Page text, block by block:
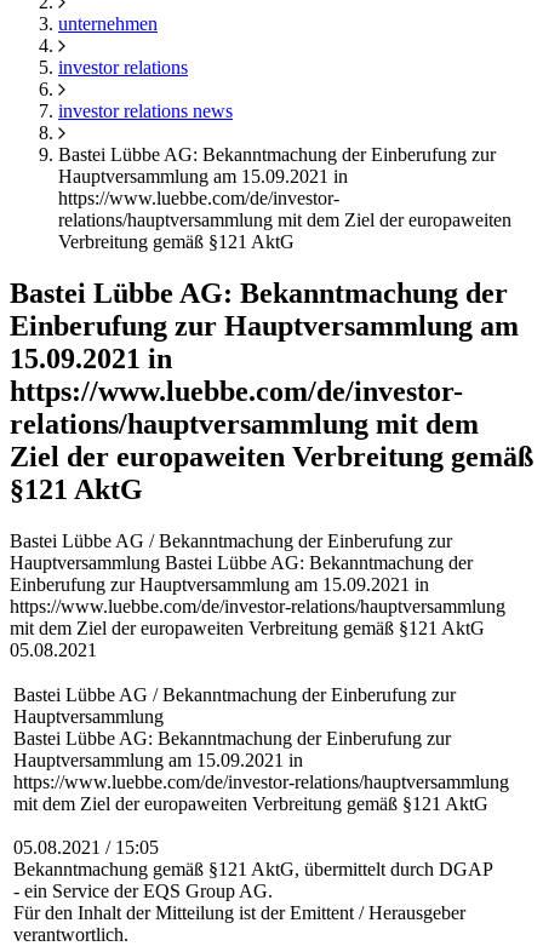
unternehmen
investor relations
investor relations news
Bastei Lübbe AG: Bekanntmachung der Einberufung zur
Hauptversammlung am 15.09.2021 in
https://www.luebbe.com/de/investor-
relations/hauptversammlung mit dem Ziel der europaweiten
Verbreitung gemäß §121 AktG
Bastei Lübbe AG: Bekanntmachung der
Einberufung zur Hauptversammlung am
15.09.2021 in
https://www.luebbe.com/de/investor-
relations/hauptversammlung mit dem
Ziel der europaweiten Verbreitung gemäß
§121 AktG
Bastei Lübbe AG / Bekanntmachung der Einberufung zur
Hauptversammlung Bastei Lübbe AG: Bekanntmachung der
Einberufung zur Hauptversammlung am 15.09.2021 in
https://www.luebbe.com/de/investor-relations/hauptversammlung
mit dem Ziel der europaweiten Verbreitung gemäß §121 AktG
05.08.2021
Bastei Lübbe AG / Bekanntmachung der Einberufung zur
Hauptversammlung
Bastei Lübbe AG: Bekanntmachung der Einberufung zur
Hauptversammlung am 15.09.2021 in
https://www.luebbe.com/de/investor-relations/hauptversammlung
mit dem Ziel der europaweiten Verbreitung gemäß §121 AktG
05.08.2021 / 15:05
Bekanntmachung gemäß §121 AktG, übermittelt durch DGAP
- ein Service der EQS Group AG.
Für den Inhalt der Mitteilung ist der Emittent / Herausgeber
verantwortlich.